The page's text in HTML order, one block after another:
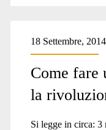
18 Settembre,
Come fare
la
Si legge in circa: 3